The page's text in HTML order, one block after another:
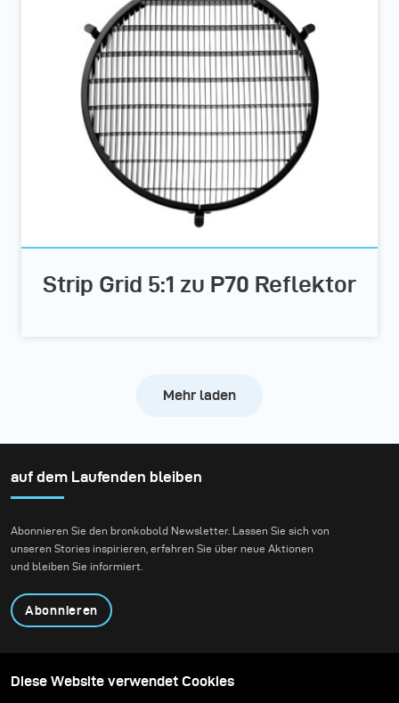
Strip Grid 5:1 zu P70 Reflektor
Mehr laden
auf dem Laufenden bleiben
Abonnieren Sie den bronkobold Newsletter. Lassen Sie sich von
unseren Stories inspirieren, erfahren Sie über neue Aktionen
und bleiben Sie informiert.
Abonnieren
Produkte
Content teilen
Diese Website verwendet Cookies